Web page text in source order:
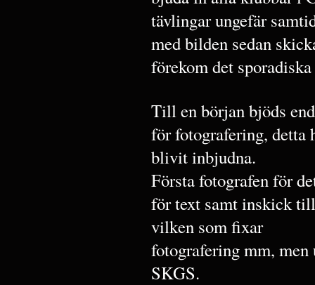
tävlingar ungefär
med bilden sedan
förekom det
Till en början bjöds
för fotografering, detta
blivit inbjudna.
Första fotografen för
för text samt inskick
vilken som fixar
fotografering mm, men
SKGS.